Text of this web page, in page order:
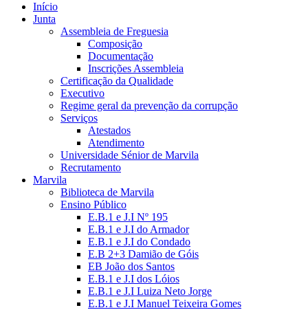
Início
Junta
Assembleia de Freguesia
Composição
Documentação
Inscrições Assembleia
Certificação da Qualidade
Executivo
Regime geral da prevenção da corrupção
Serviços
Atestados
Atendimento
Universidade Sénior de Marvila
Recrutamento
Marvila
Biblioteca de Marvila
Ensino Público
E.B.1 e J.I Nº 195
E.B.1 e J.I do Armador
E.B.1 e J.I do Condado
E.B 2+3 Damião de Góis
EB João dos Santos
E.B.1 e J.I dos Lóios
E.B.1 e J.I Luiza Neto Jorge
E.B.1 e J.I Manuel Teixeira Gomes